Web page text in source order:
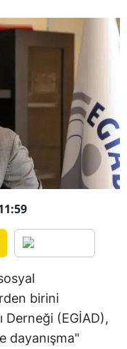
birini
Derneği (EGİAD),
dayanışma"